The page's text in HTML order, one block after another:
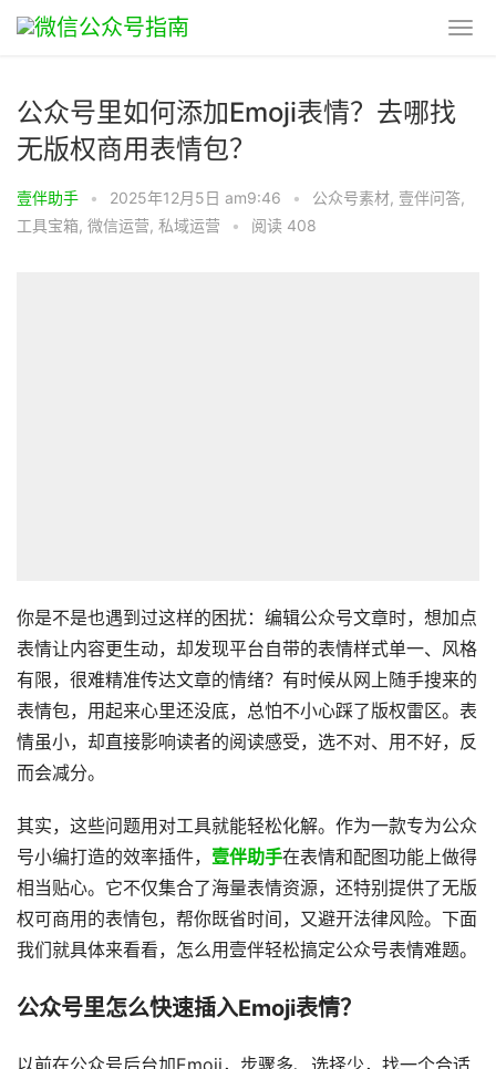
公众号里如何添加Emoji表情？去哪找
无版权商用表情包？
壹伴助手 • 2025年12月5日 am9:46 • 公众号素材, 壹伴问答,
工具宝箱, 微信运营, 私域运营 • 阅读 408
你是不是也遇到过这样的困扰：编辑公众号文章时，想加点
表情让内容更生动，却发现平台自带的表情样式单一、风格
有限，很难精准传达文章的情绪？有时候从网上随手搜来的
表情包，用起来心里还没底，总怕不小心踩了版权雷区。表
情虽小，却直接影响读者的阅读感受，选不对、用不好，反
而会减分。
其实，这些问题用对工具就能轻松化解。作为一款专为公众
号小编打造的效率插件， 壹伴助手在表情和配图功能上做得
相当贴心。它不仅集合了海量表情资源，还特别提供了无版
权可商用的表情包，帮你既省时间，又避开法律风险。下面
我们就具体来看看，怎么用壹伴轻松搞定公众号表情难题。
公众号里怎么快速插入Emoji表情？
以前在公众号后台加Emoji，步骤多、选择少，找一个合适